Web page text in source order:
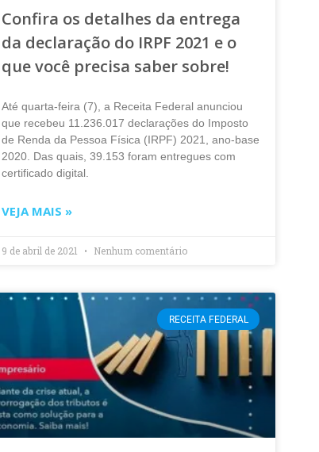
Confira os detalhes da entrega
da declaração do IRPF 2021 e o
que você precisa saber sobre!
Até quarta-feira (7), a Receita Federal anunciou
que recebeu 11.236.017 declarações do Imposto
de Renda da Pessoa Física (IRPF) 2021, ano-base
2020. Das quais, 39.153 foram entregues com
certificado digital.
VEJA MAIS »
9 de abril de 2021 Nenhum comentário
RECEITA FEDERAL